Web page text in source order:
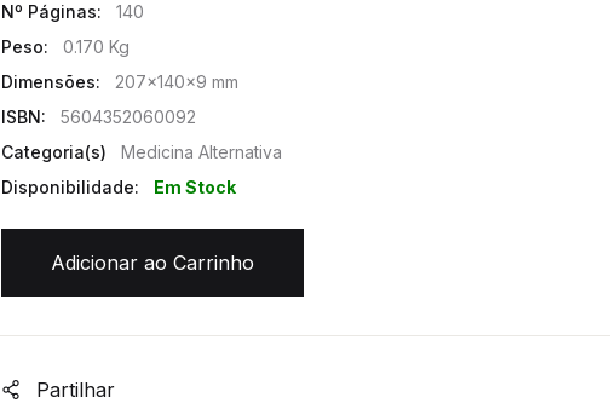
Nº Páginas:
140
Peso:
0.170 Kg
Dimensões:
207x140x9 mm
ISBN:
5604352060092
Categoria(s)
Medicina Alternativa
Disponibilidade:
Em Stock
Adicionar ao Carrinho
Partilhar